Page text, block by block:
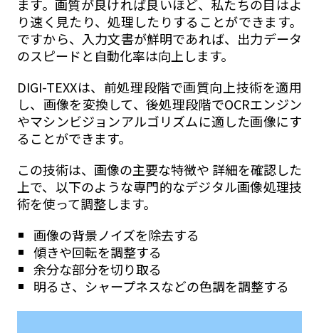
ます。画質が良ければ良いほど、私たちの目はよ
り速く見たり、処理したりすることができます。
ですから、入力文書が鮮明であれば、出力データ
のスピードと自動化率は向上します。
DIGI-TEXXは、前処理段階で画質向上技術を適用
し、画像を変換して、後処理段階でOCRエンジン
やマシンビジョンアルゴリズムに適した画像にす
ることができます。
この技術は、画像の主要な特徴や 詳細を確認した
上で、以下のような専門的なデジタル画像処理技
術を使って調整します。
画像の背景ノイズを除去する
傾きや回転を調整する
余分な部分を切り取る
明るさ、シャープネスなどの色調を調整する